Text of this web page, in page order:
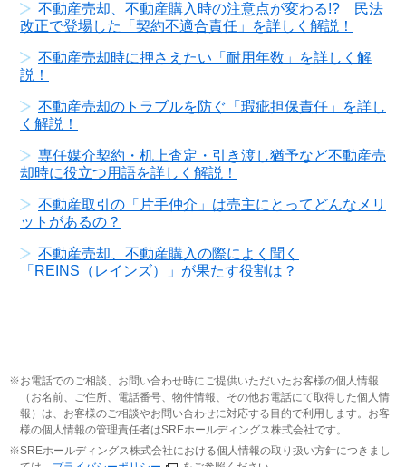
不動産売却、不動産購入時の注意点が変わる!? 民法
改正で登場した「契約不適合責任」を詳しく解説！
不動産売却時に押さえたい「耐用年数」を詳しく解
説！
不動産売却のトラブルを防ぐ「瑕疵担保責任」を詳し
く解説！
専任媒介契約・机上査定・引き渡し猶予など不動産売
却時に役立つ用語を詳しく解説！
不動産取引の「片手仲介」は売主にとってどんなメリ
ットがあるの？
不動産売却、不動産購入の際によく聞く
「REINS（レインズ）」が果たす役割は？
お電話でのご相談、お問い合わせ時にご提供いただいたお客様の個人情報
（お名前、ご住所、電話番号、物件情報、その他お電話にて取得した個人情
報）は、お客様のご相談やお問い合わせに対応する目的で利用します。お客
様の個人情報の管理責任者はSREホールディングス株式会社です。
SREホールディングス株式会社における個人情報の取り扱い方針につきまし